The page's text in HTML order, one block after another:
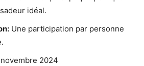
idéal.
Une participation par personne
2024